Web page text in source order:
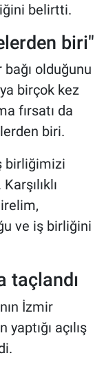
belirtti.
biri"
olduğunu
birçok kez
fırsatı da
biri.
birliğimizi
ve iş birliğini
taçlandı
İzmir
açılış